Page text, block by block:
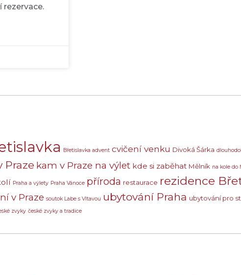
rezervace.
Břetislavka advent cvičení venku Divoká Šárka
Praze kam v Praze na výlet kde si zaběhat Mělník na kole do
Praha a výlety Praha Vánoce příroda restaurace rezidence
v Praze soutok Labe s Vltavou ubytování Praha ubytování pro
zvyky české zvyky a tradice